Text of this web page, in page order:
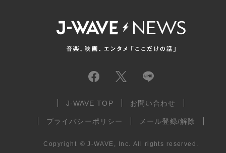
J-WAVE TOP お問い合わせ
プライバシーポリシー メール登録/解除
Copyright © J-WAVE, Inc. All rights reserved.